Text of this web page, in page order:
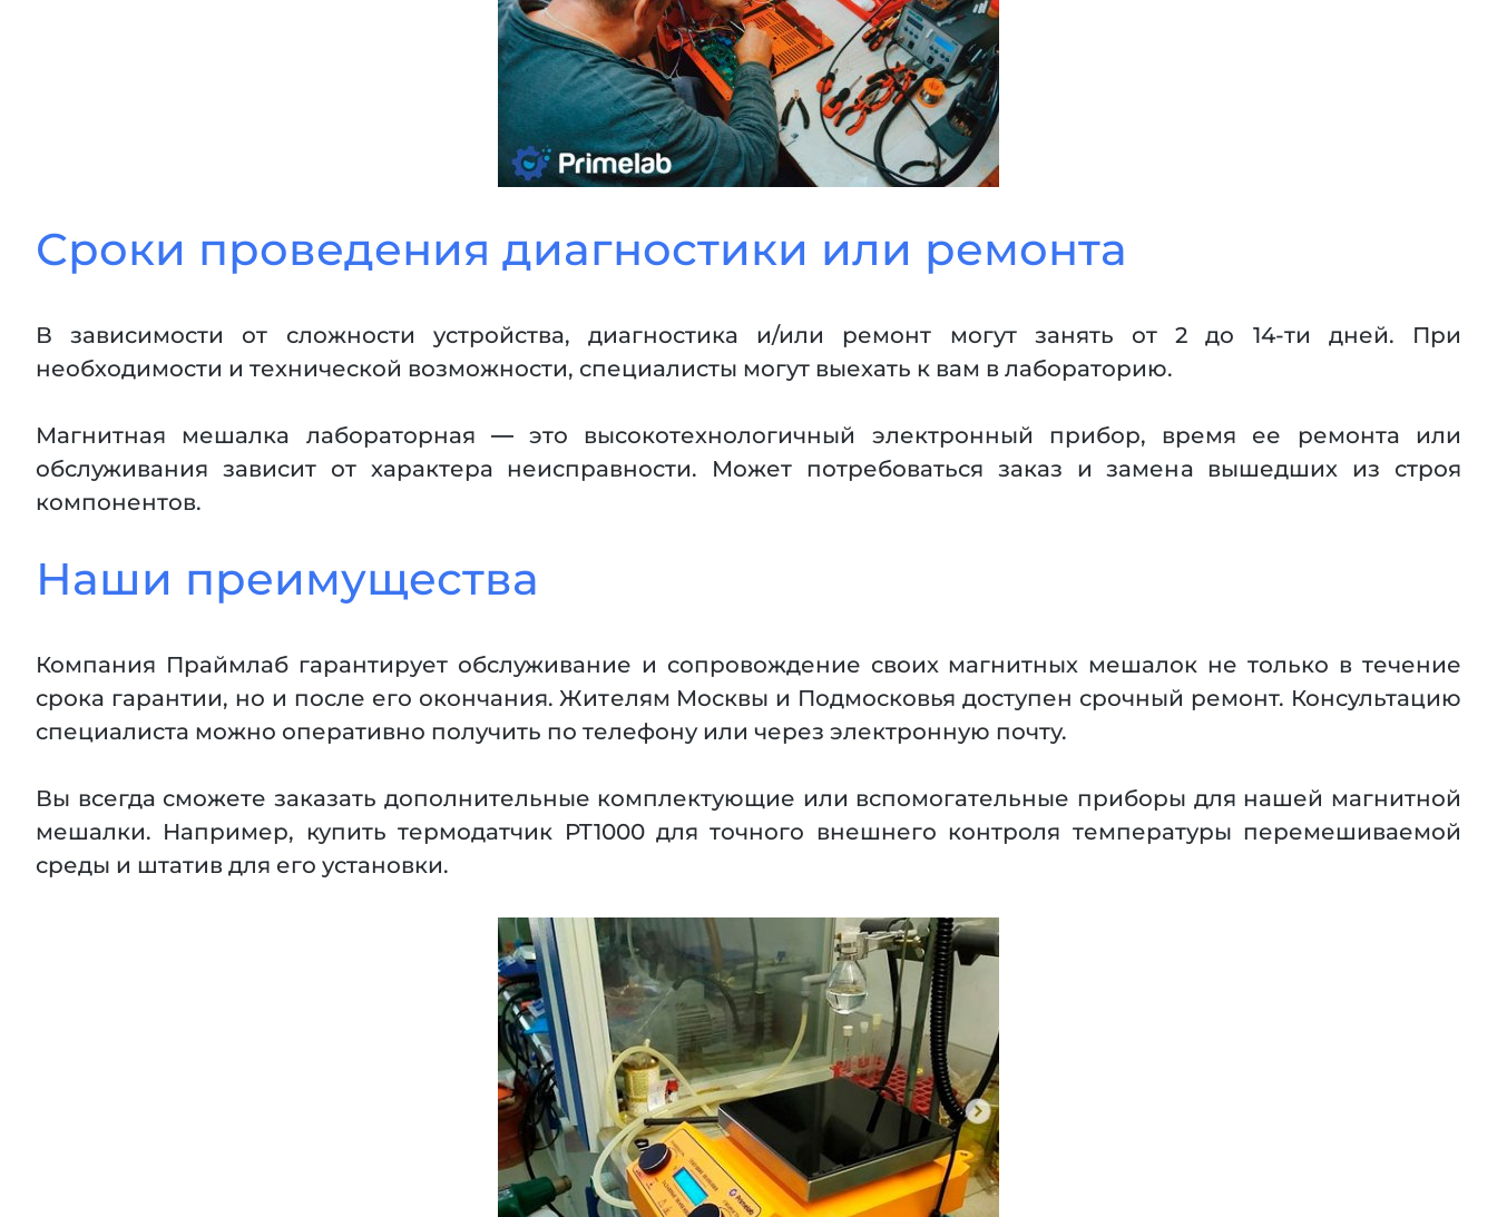
Сроки проведения диагностики или ремонта
В зависимости от сложности устройства, диагностика и/или ремонт могут занять от 2 до 14-ти дней. При
необходимости и технической возможности, специалисты могут выехать к вам в лабораторию.
Магнитная мешалка лабораторная — это высокотехнологичный электронный прибор, время ее ремонта или
обслуживания зависит от характера неисправности. Может потребоваться заказ и замена вышедших из строя
компонентов.
Наши преимущества
Компания Праймлаб гарантирует обслуживание и сопровождение своих магнитных мешалок не только в течение
срока гарантии, но и после его окончания. Жителям Москвы и Подмосковья доступен срочный ремонт. Консультацию
специалиста можно оперативно получить по телефону или через электронную почту.
Вы всегда сможете заказать дополнительные комплектующие или вспомогательные приборы для нашей магнитной
мешалки. Например, купить термодатчик PT1000 для точного внешнего контроля температуры перемешиваемой
среды и штатив для его установки.